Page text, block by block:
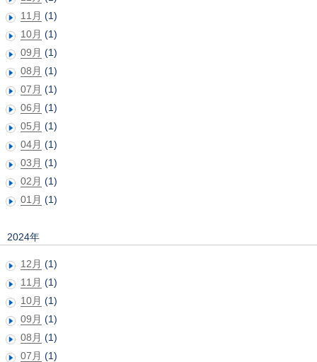
11月 (1)
10月 (1)
09月 (1)
08月 (1)
07月 (1)
06月 (1)
05月 (1)
04月 (1)
03月 (1)
02月 (1)
01月 (1)
2024年
12月 (1)
11月 (1)
10月 (1)
09月 (1)
08月 (1)
07月 (1)